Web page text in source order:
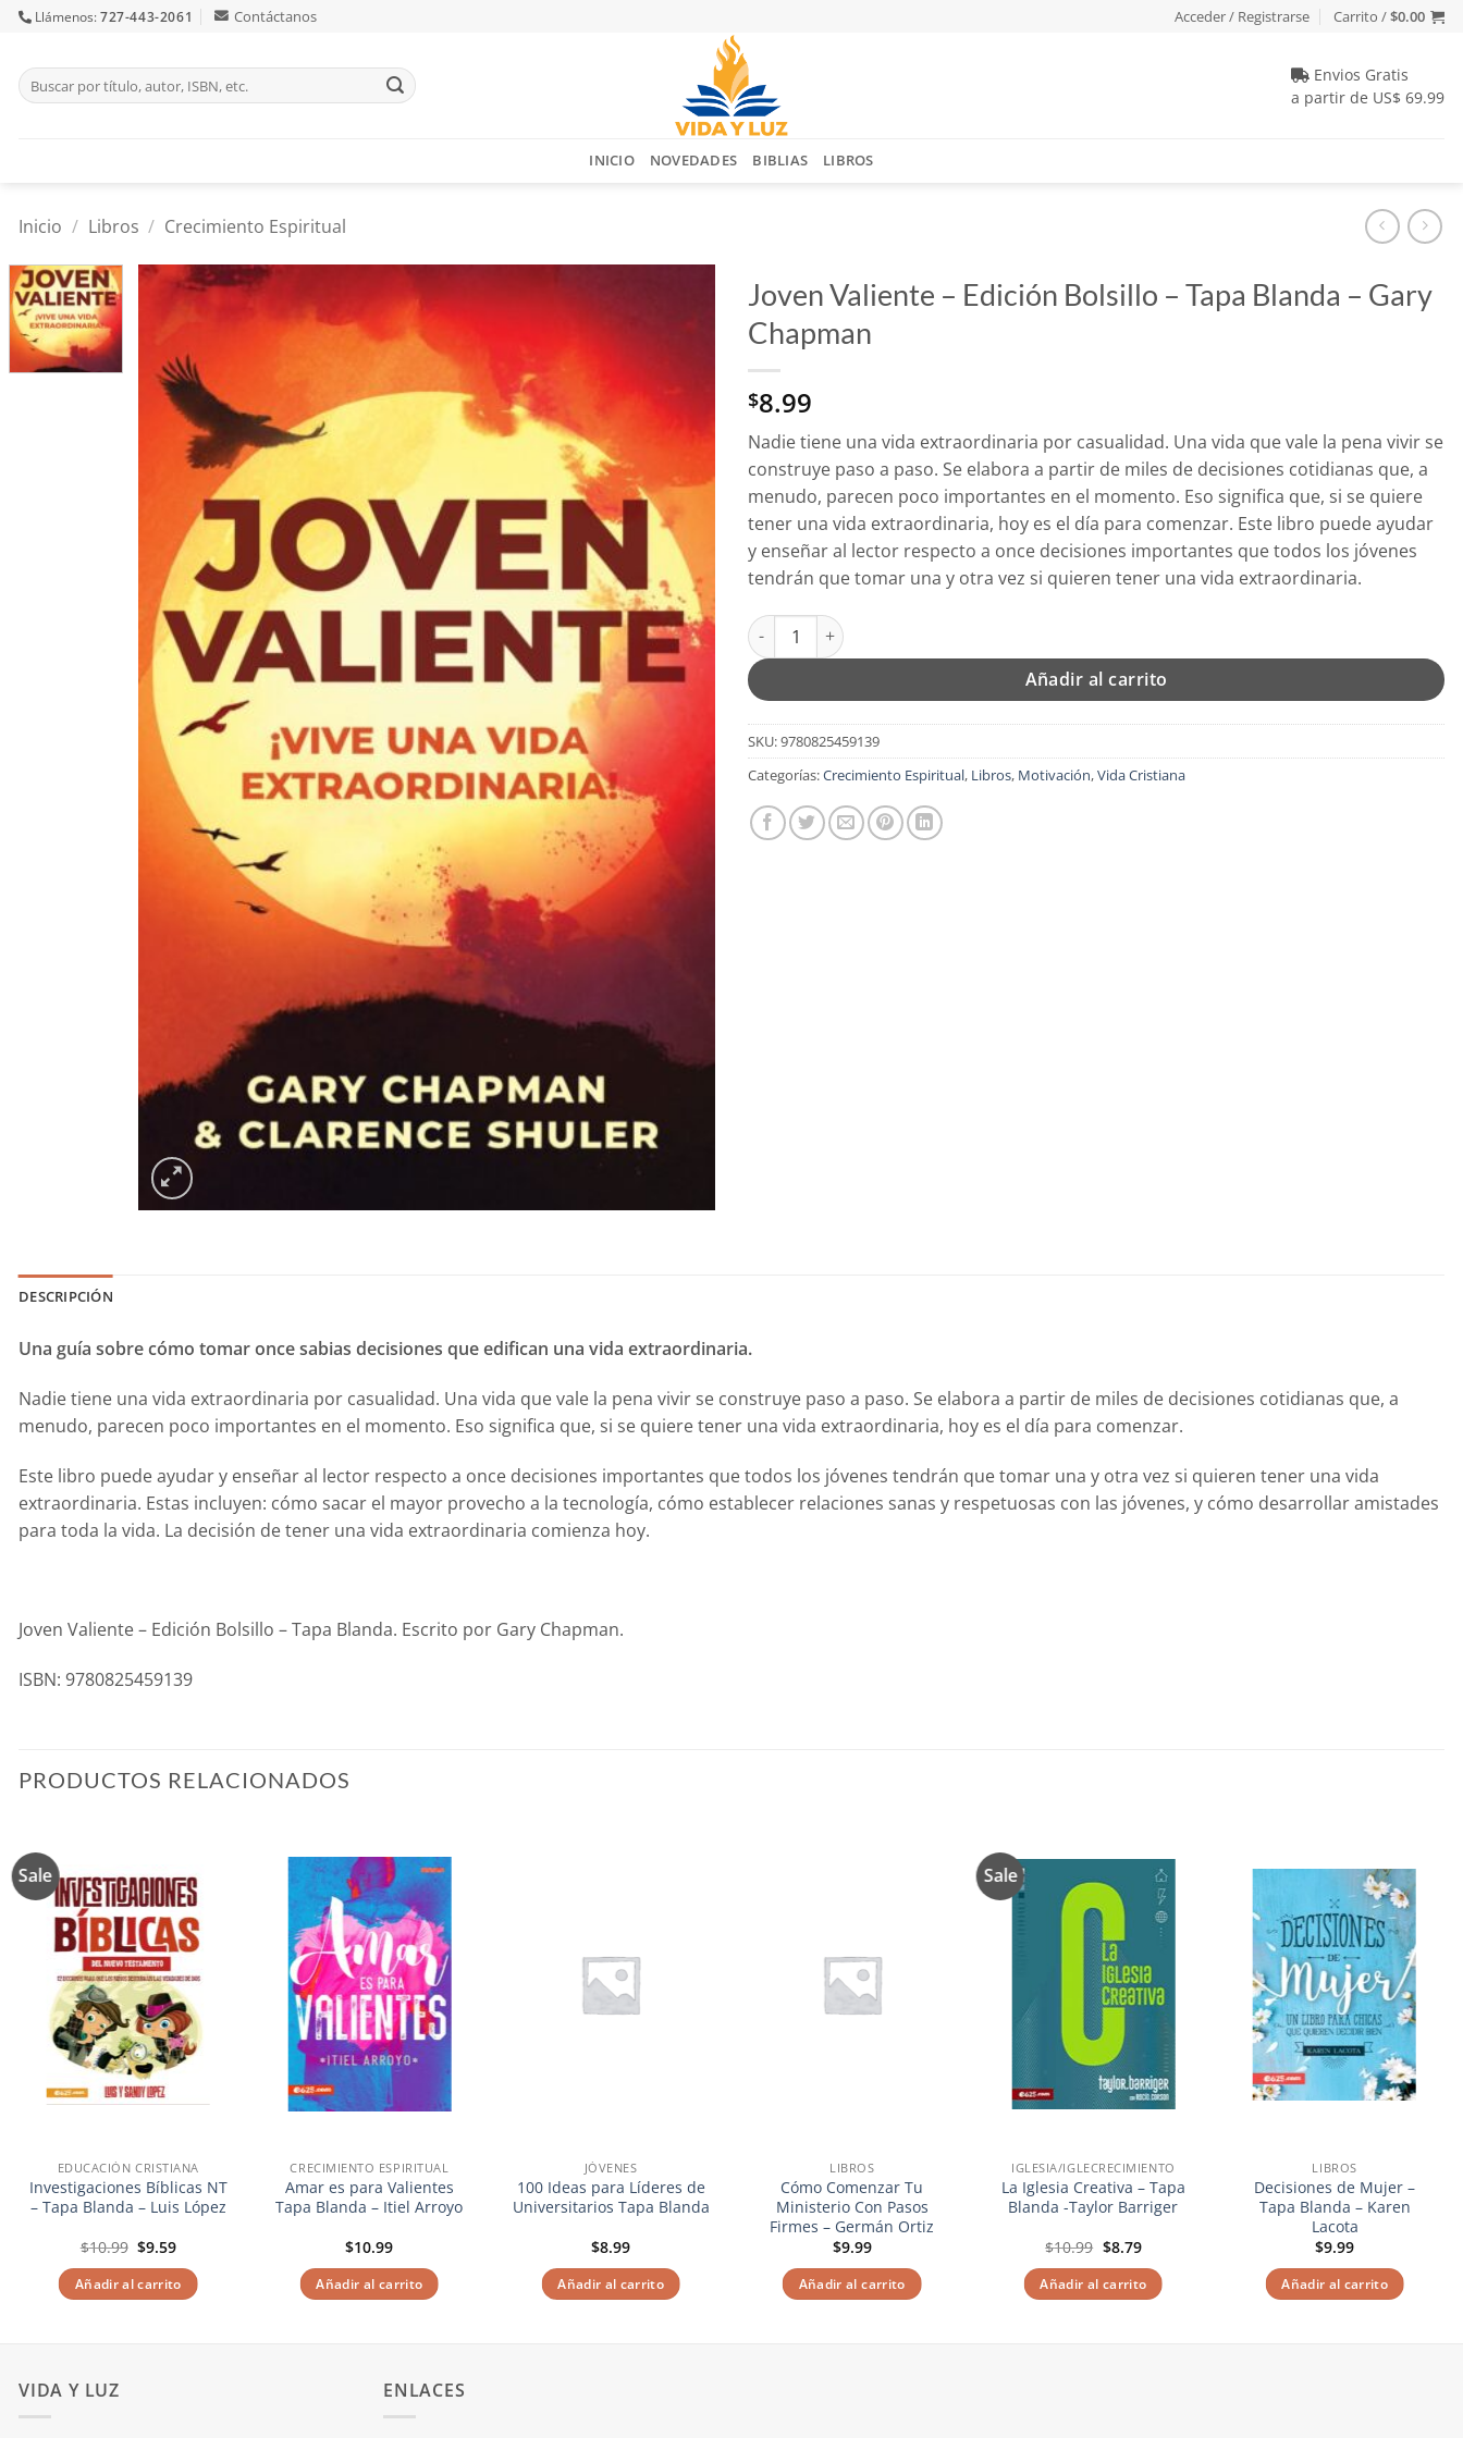
Skip
content
Llámenos:727-443-2061 Contáctanos Acceder / Registrarse Carrito /$0.00
Buscar
por:
Envios Gratis
a partir de US$ 69.99
INICIO NOVEDADES BIBLIAS LIBROS
Inicio / Libros / Crecimiento Espiritual
Joven Valiente – Edición Bolsillo – Tapa Blanda – Gary
Chapman
$8.99
Nadie tiene una vida extraordinaria por casualidad. Una vida que vale la pena vivir se
construye paso a paso. Se elabora a partir de miles de decisiones cotidianas que, a
menudo, parecen poco importantes en el momento. Eso significa que, si se quiere
tener una vida extraordinaria, hoy es el día para comenzar. Este libro puede ayudar
y enseñar al lector respecto a once decisiones importantes que todos los jóvenes
tendrán que tomar una y otra vez si quieren tener una vida extraordinaria.
Joven Valiente - Edición Bolsillo - Tapa Blanda - Gary Chapman cantidad
Añadir al carrito
SKU:9780825459139
Categorías:Crecimiento Espiritual, Libros, Motivación,Vida Cristiana
DESCRIPCIÓN
Una guía sobre cómo tomar once sabias decisiones que edifican una vida extraordinaria.
Nadie tiene una vida extraordinaria por casualidad. Una vida que vale la pena vivir se construye paso a paso. Se elabora a partir de miles de decisiones cotidianas que, a
menudo, parecen poco importantes en el momento. Eso significa que, si se quiere tener una vida extraordinaria, hoy es el día para comenzar.
Este libro puede ayudar y enseñar al lector respecto a once decisiones importantes que todos los jóvenes tendrán que tomar una y otra vez si quieren tener una vida
extraordinaria. Estas incluyen: cómo sacar el mayor provecho a la tecnología, cómo establecer relaciones sanas y respetuosas con las jóvenes, y cómo desarrollar amistades
para toda la vida. La decisión de tener una vida extraordinaria comienza hoy.
Joven Valiente – Edición Bolsillo – Tapa Blanda. Escrito por Gary Chapman.
ISBN: 9780825459139
PRODUCTOS RELACIONADOS
Sale
Añadir
a la
lista de
deseos
EDUCACIÓN CRISTIANA
Investigaciones Bíblicas NT
– Tapa Blanda – Luis López
$10.99 El
original
era:
$9.59El
actual
es:
Añadir al carrito
Añadir
lista de
deseos
CRECIMIENTO ESPIRITUAL
Amar es para Valientes
Tapa Blanda – Itiel Arroyo
$10.99
Añadir al carrito
JÓVENES
100 Ideas para Líderes de
Universitarios Tapa Blanda
$8.99
Añadir al carrito
LIBROS
Cómo Comenzar Tu
Ministerio Con Pasos
Firmes – Germán Ortiz
$9.99
Añadir al carrito
Sale
Añadir
a la
lista de
deseos
IGLESIA/IGLECRECIMIENTO
La Iglesia Creativa – Tapa
Blanda -Taylor Barriger
$10.99 El
original
era:
$8.79El
actual
es:
Añadir al carrito
Añadir
a la
lista de
deseos
LIBROS
Decisiones de Mujer –
Tapa Blanda – Karen
Lacota
$9.99
Añadir al carrito
VIDA Y LUZ ENLACES